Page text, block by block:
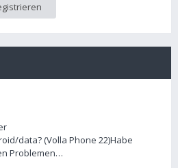
data? (Volla Phone 22)Habe
Problemen…